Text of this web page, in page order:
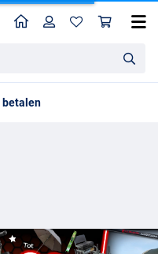
HomeProfiel
betalen